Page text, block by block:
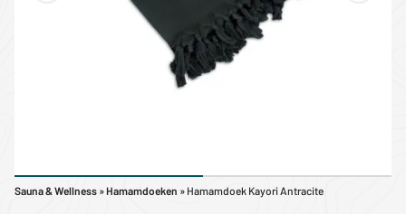
Sauna & Wellness »Hamamdoeken » Hamamdoek Kayori Antracite